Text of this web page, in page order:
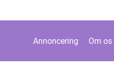
Annoncering Om os